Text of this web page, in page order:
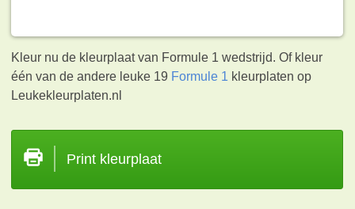
Kleur nu de kleurplaat van Formule 1 wedstrijd. Of kleur
één van de andere leuke 19 Formule 1 kleurplaten op
Leukekleurplaten.nl
Print kleurplaat